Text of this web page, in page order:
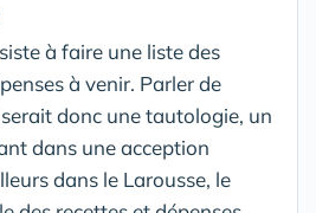
à faire une liste des
à venir. Parler de
donc une tautologie, un
dans une acception
dans le Larousse, le